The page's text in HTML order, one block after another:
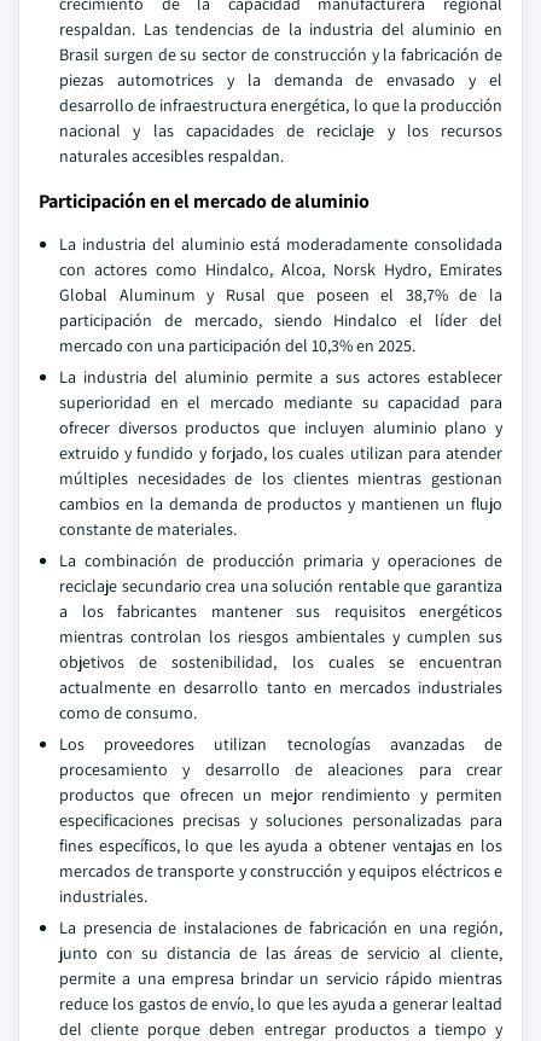
respaldan. Las tendencias de la industria del aluminio en
Brasil surgen de su sector de construcción y la fabricación de
piezas automotrices y la demanda de envasado y el
desarrollo de infraestructura energética, lo que la producción
nacional y las capacidades de reciclaje y los recursos
naturales accesibles respaldan.
Participación en el mercado de aluminio
La industria del aluminio está moderadamente consolidada
con actores como Hindalco, Alcoa, Norsk Hydro, Emirates
Global Aluminum y Rusal que poseen el 38,7% de la
participación de mercado, siendo Hindalco el líder del
mercado con una participación del 10,3% en 2025.
La industria del aluminio permite a sus actores establecer
superioridad en el mercado mediante su capacidad para
ofrecer diversos productos que incluyen aluminio plano y
extruido y fundido y forjado, los cuales utilizan para atender
múltiples necesidades de los clientes mientras gestionan
cambios en la demanda de productos y mantienen un flujo
constante de materiales.
La combinación de producción primaria y operaciones de
reciclaje secundario crea una solución rentable que garantiza
a los fabricantes mantener sus requisitos energéticos
mientras controlan los riesgos ambientales y cumplen sus
objetivos de sostenibilidad, los cuales se encuentran
actualmente en desarrollo tanto en mercados industriales
como de consumo.
Los proveedores utilizan tecnologías avanzadas de
procesamiento y desarrollo de aleaciones para crear
productos que ofrecen un mejor rendimiento y permiten
especificaciones precisas y soluciones personalizadas para
fines específicos, lo que les ayuda a obtener ventajas en los
mercados de transporte y construcción y equipos eléctricos e
industriales.
La presencia de instalaciones de fabricación en una región,
junto con su distancia de las áreas de servicio al cliente,
permite a una empresa brindar un servicio rápido mientras
reduce los gastos de envío, lo que les ayuda a generar lealtad
del cliente porque deben entregar productos a tiempo y